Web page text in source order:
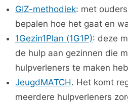
GIZ-methodiek: met
bepalen hoe het gaat en
1Gezin1Plan (1G1P): deze
de hulp aan gezinnen die
hulpverleners te maken
JeugdMATCH. Het komt
meerdere hulpverleners